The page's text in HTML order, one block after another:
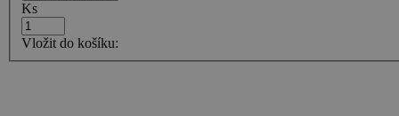
Ks
Vložit do košíku: